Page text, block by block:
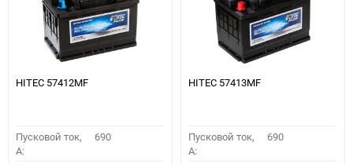
HITEC 57412MF
Пусковой ток,
A:
690
HITEC 57413MF
Пусковой ток,
A:
690